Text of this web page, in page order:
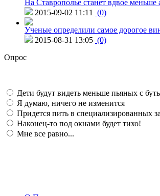
На Ставрополье станет вдвое меньше
2015-09-02 11:11
(0)
Ученые определили самое дорогое
2015-08-31 13:05 (0)
Опрос
Дети будут видеть меньше пьяных с
Я думаю, ничего не изменится
Придется пить в специализированных
Наконец-то под окнами будет тихо!
Мне все равно...